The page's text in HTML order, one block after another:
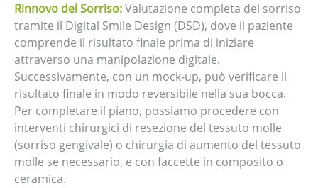
Rinnovo del Sorriso:Valutazione completa del sorriso
tramite il Digital Smile Design (DSD), dove il paziente
comprende il risultato finale prima di iniziare
attraverso una manipolazione digitale.
Successivamente, con un mock-up, può verificare il
risultato finale in modo reversibile nella sua bocca.
Per completare il piano, possiamo procedere con
interventi chirurgici di resezione del tessuto molle
(sorriso gengivale) o chirurgia di aumento del tessuto
molle se necessario, e con faccette in composito o
ceramica.